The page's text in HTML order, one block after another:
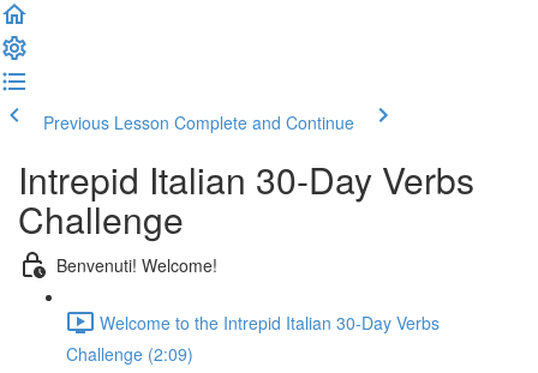
Previous Lesson Complete and Continue
Intrepid Italian 30-Day Verbs
Challenge
Benvenuti! Welcome!
Welcome to the Intrepid Italian 30-Day Verbs
Challenge (2:09)